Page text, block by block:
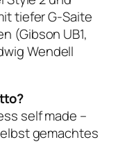
tiefer G-Saite
(Gibson UB1,
Wendell
self made –
gemachtes